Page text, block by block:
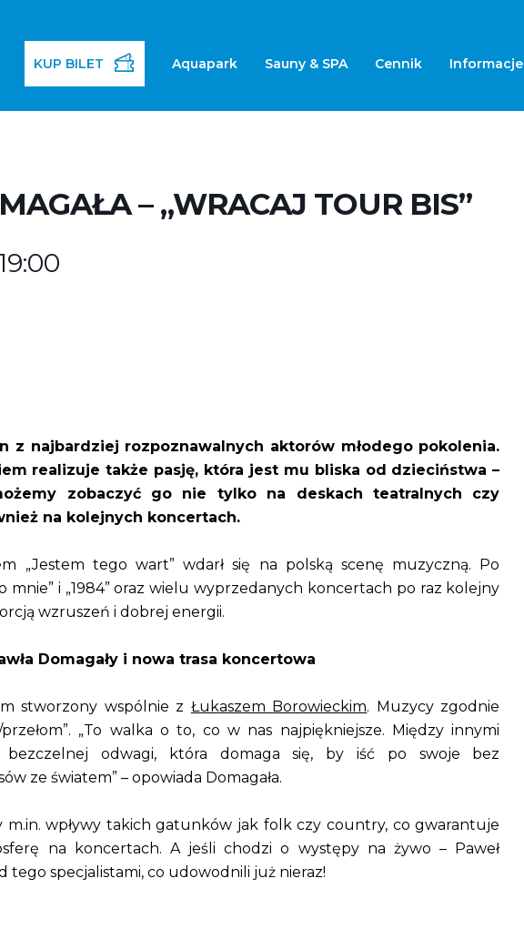
KUP BILET Aquapark Sauny & SPA Cennik Informacje
– „WRACAJ TOUR BIS”
z najbardziej rozpoznawalnych aktorów młodego pokolenia.
realizuje także pasję, która jest mu bliska od dzieciństwa –
zobaczyć go nie tylko na deskach teatralnych czy
na kolejnych koncertach.
„Jestem tego wart” wdarł się na polską scenę muzyczną. Po
mnie” i „1984” oraz wielu wyprzedanych koncertach po raz kolejny
wzruszeń i dobrej energii.
Domagały i nowa trasa koncertowa
stworzony wspólnie z Łukaszem Borowieckim. Muzycy zgodnie
„To walka o to, co w nas najpiękniejsze. Między innymi
bezczelnej odwagi, która domaga się, by iść po swoje bez
ze światem” – opowiada Domagała.
m.in. wpływy takich gatunków jak folk czy country, co gwarantuje
na koncertach. A jeśli chodzi o występy na żywo – Paweł
tego specjalistami, co udowodnili już nieraz!